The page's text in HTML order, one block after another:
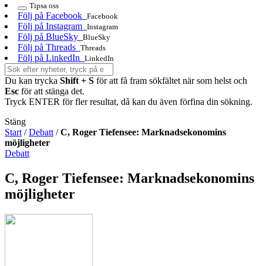
Tipsa oss
Följ på Facebook Facebook
Följ på Instagram Instagram
Följ på BlueSky BlueSky
Följ på Threads Threads
Följ på LinkedIn LinkedIn
Du kan trycka Shift + S för att få fram sökfältet när som helst och
Esc för att stänga det.
Tryck ENTER för fler resultat, då kan du även förfina din sökning.
Stäng
Start /Debatt /C, Roger Tiefensee: Marknadsekonomins
möjligheter
Debatt
C, Roger Tiefensee: Marknadsekonomins
möjligheter